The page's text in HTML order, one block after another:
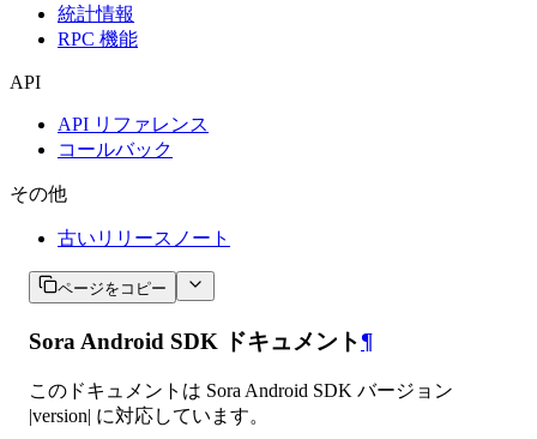
統計情報
RPC 機能
API
API リファレンス
コールバック
その他
古いリリースノート
ページをコピー
Sora Android SDK ドキュメント¶
このドキュメントは Sora Android SDK バージョン
|version| に対応しています。